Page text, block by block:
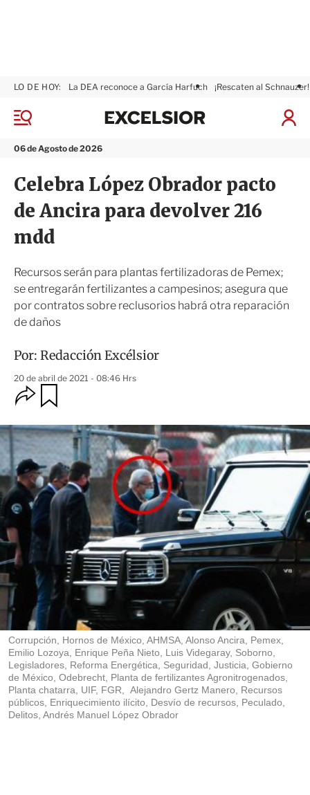
M
n
06 de Agosto de 2026
LO DE HOY: La DEA reconoce a García Harfuch ¡Rescaten al Schnauzer!
I
x
i
r
Celebra López Obrador pacto
de Ancira para devolver 216
mdd
Recursos serán para plantas fertilizadoras de Pemex;
se entregarán fertilizantes a campesinos; asegura que
por contratos sobre reclusorios habrá otra reparación
de daños
Por: Redacción Excélsior
20 de abril de 2021 - 08:46 Hrs
O
p
i
n
e
s
d
e
o
m
p
a
r
t
i
r
r
d
a
r
Corrupción, Hornos de México, AHMSA, Alonso Ancira, Pemex,
Emilio Lozoya, Enrique Peña Nieto, Luis Videgaray, Soborno,
Legisladores, Reforma Energética, Seguridad, Justicia, Gobierno
de México, Odebrecht, Planta de fertilizantes Agronitrogenados,
Planta chatarra, UIF, FGR, Alejandro Gertz Manero, Recursos
públicos, Enriquecimiento ilícito, Desvío de recursos, Peculado,
Delitos, Andrés Manuel López Obrador